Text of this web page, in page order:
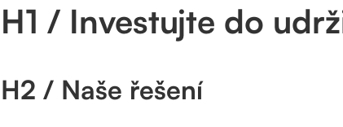
H1 / Investujte do
H2 / Naše řešení